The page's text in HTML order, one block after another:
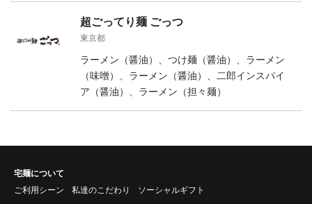
超ごってり麺 ごっつ
東京都
ラーメン（醤油）、つけ麺（醤油）、ラーメン
（味噌）、ラーメン（醤油）、二郎インスパイ
ア（醤油）、ラーメン（担々麺）
宅麺について
ご利用シーン
私達のこだわり ソーシャルギフト